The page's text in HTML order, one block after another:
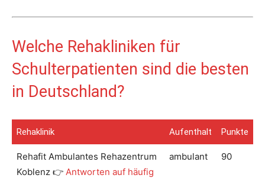
Welche Rehakliniken für
Schulterpatienten sind die besten
in Deutschland?
Rehaklinik Aufenthalt
Punkte
Rehaklinik
Aufenthalt Punkte
Rehafit Ambulantes Rehazentrum
Koblenz 👉 Antworten auf häufig
ambulant 90